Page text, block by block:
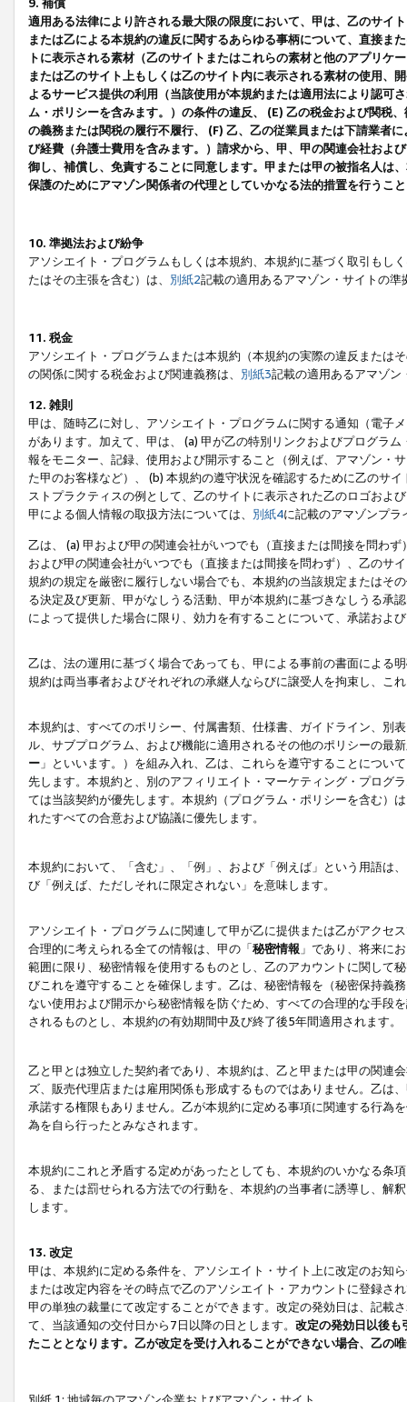
9. 補償
適用ある法律により許される最大限の限度において、甲は、乙のサイ
または乙による本規約の違反に関するあらゆる事柄について、直接ま
トに表示される素材（乙のサイトまたはこれらの素材と他のアプリ
または乙のサイト上もしくは乙のサイト内に表示される素材の使用、
よるサービス提供の利用（当該使用が本規約または適用法により認可
ム・ポリシーを含みます。）の条件の違反、 (E) 乙の税金および関税
の義務または関税の履行不履行、 (F) 乙、乙の従業員または下請業者
び経費（弁護士費用を含みます。）請求から、甲、甲の関連会社およ
御し、補償し、免責することに同意します。甲または甲の被指名人は
保護のためにアマゾン関係者の代理としていかなる法的措置を行うこ
10. 準拠法および紛争
アソシエイト・プログラムもしくは本規約、本規約に基づく取引もし
たはその主張を含む）は、 別紙2記載の適用あるアマゾン・サイトの
11. 税金
アソシエイト・プログラムまたは本規約（本規約の実際の違反または
の関係に関する税金および関連義務は、 別紙3記載の適用あるアマゾン
12. 雑則
甲は、随時乙に対し、アソシエイト・プログラムに関する通知（電子
があります。加えて、甲は、 (a) 甲が乙の特別リンクおよびプログラ
報をモニター、記録、使用および開示すること（例えば、アマゾン・
た甲のお客様など）、 (b) 本規約の遵守状況を確認するために乙のサ
ストプラクティスの例として、乙のサイトに表示された乙のロゴおよ
甲による個人情報の取扱方法については、 別紙4に記載のアマゾンプ
乙は、 (a) 甲および甲の関連会社がいつでも（直接または間接を問わ
および甲の関連会社がいつでも（直接または間接を問わず）、乙のサ
規約の規定を厳密に履行しない場合でも、本規約の当該規定またはそ
る決定及び更新、甲がなしうる活動、甲が本規約に基づきなしうる承
によって提供した場合に限り、効力を有することについて、承諾およ
乙は、法の運用に基づく場合であっても、甲による事前の書面による
規約は両当事者およびそれぞれの承継人ならびに譲受人を拘束し、こ
本規約は、すべてのポリシー、付属書類、仕様書、ガイドライン、別
ル、サブプログラム、および機能に適用されるその他のポリシーの最
ー 」といいます。）を組み入れ、乙は、これらを遵守することにつ
先します。本規約と、別のアフィリエイト・マーケティング・プログ
ては当該契約が優先します。本規約（プログラム・ポリシーを含む）
れたすべての合意および協議に優先します。
本規約において、「含む」、「例」、および「例えば」という用語は
び「例えば、ただしそれに限定されない」を意味します。
アソシエイト・プログラムに関連して甲が乙に提供または乙がアクセ
合理的に考えられる全ての情報は、甲の「秘密情報 」であり、将来に
範囲に限り、秘密情報を使用するものとし、乙のアカウントに関して
びこれを遵守することを確保します。乙は、秘密情報を（秘密保持義
ない使用および開示から秘密情報を防ぐため、すべての合理的な手段
されるものとし、本規約の有効期間中及び終了後5年間適用されます。
乙と甲とは独立した契約者であり、本規約は、乙と甲または甲の関連
ズ、販売代理店または雇用関係も形成するものではありません。乙は
承諾する権限もありません。乙が本規約に定める事項に関連する行為
為を自ら行ったとみなされます。
本規約にこれと矛盾する定めがあったとしても、本規約のいかなる条
る、または罰せられる方法での行動を、本規約の当事者に誘導し、解
します。
13. 改定
甲は、本規約に定める条件を、アソシエイト・サイト上に改定のお知
または改定内容をその時点で乙のアソシエイト・アカウントに登録さ
甲の単独の裁量にて改定することができます。改定の発効日は、記載
て、当該通知の交付日から7日以降の日とします。 改定の発効日以後も
たこととなります。乙が改定を受け入れることができない場合、乙の
別紙 1: 地域毎のアマゾン企業およびアマゾン・サイト